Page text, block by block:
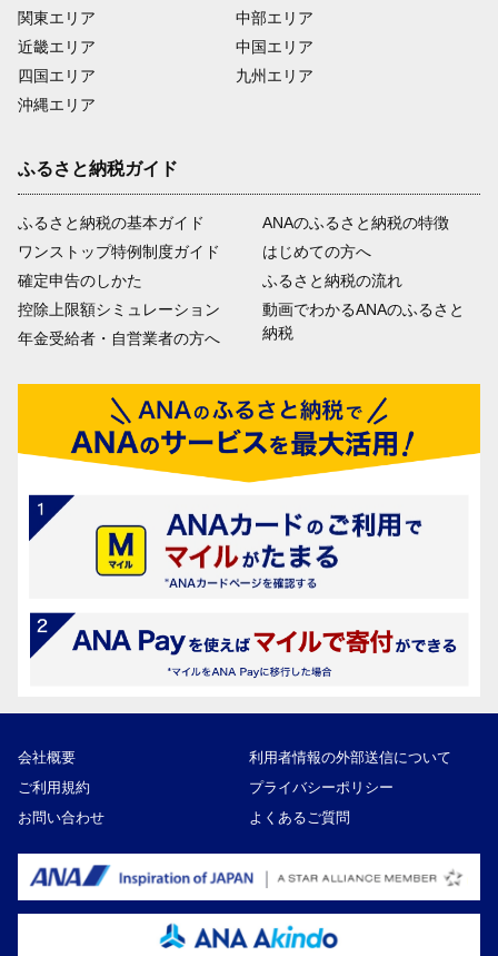
関東エリア
近畿エリア
四国エリア
沖縄エリア
中部エリア
中国エリア
九州エリア
ふるさと納税ガイド
ふるさと納税の基本ガイド
ワンストップ特例制度ガイド
確定申告のしかた
控除上限額シミュレーション
年金受給者・自営業者の方へ
ANAのふるさと納税の特徴
はじめての方へ
ふるさと納税の流れ
動画でわかるANAのふるさと
納税
会社概要
利用者情報の外部送信について
ご利用規約
プライバシーポリシー
お問い合わせ
よくあるご質問